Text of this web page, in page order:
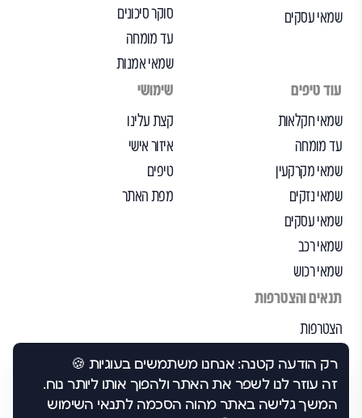
רק הודעה קטנה: אנחנו משתמשים בעוגיות 🍪
זה עוזר לנו לשפר את האתר ולהפוך אותו ליותר נוח.
המשך גלישה באתר מהוה הסכמה לתנאי השימוש
שמאי עסקים
סוקר סיכונים
עד מומחה
שמאי אמנות
עוד טיפים
שמאי חקלאות
עד מומחה
שמאי מקרקעין
שמאי נזקים
שמאי עסקים
שמאי רכב
שמאי רכוש
שימושי
קצת עלינו
איזור אישי
טיפים
מפת האתר
תנאים והצטרפות
הצטרפות
תנאי שימוש
הצהרת נגישות